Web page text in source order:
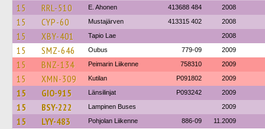
15 RRL-510 E. Ahonen 413688 484 2008
15 CYP-60 Mustajärven 413315 402 2008
15 XBY-401 Tapio Lae 2008
15 SMZ-646 Oubus 779-09 2009
15 BNZ-134 Peimarin Liikenne 758310 2009
15 XMN-309 Kutilan P091802 2009
15 GIO-915 Länsilinjat P093242 2009
15 BSY-222 Lampinen Buses 2009
15 LYY-483 Pohjolan Liikenne 886-09 11.2009